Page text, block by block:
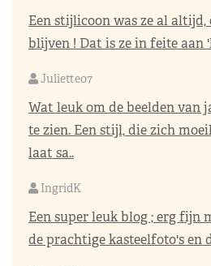
Een stijlicoon was ze al altijd,
blijven ! Dat is ze in feite aan
Juliette07
Wat leuk om de beelden van
te zien. Een stijl, die zich
laat sa..
IngridK
Een super leuk blog ; erg fijn
de prachtige kasteelfoto's en